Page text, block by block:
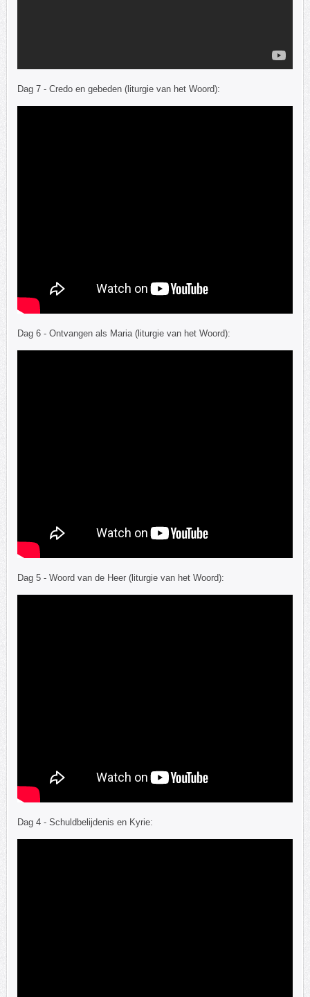
Dag 7 - Credo en gebeden (liturgie van het Woord):
Dag 6 - Ontvangen als Maria (liturgie van het Woord):
Dag 5 - Woord van de Heer (liturgie van het Woord):
Dag 4 - Schuldbelijdenis en Kyrie: